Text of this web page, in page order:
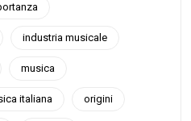
industria musicale
musica
italiana origini